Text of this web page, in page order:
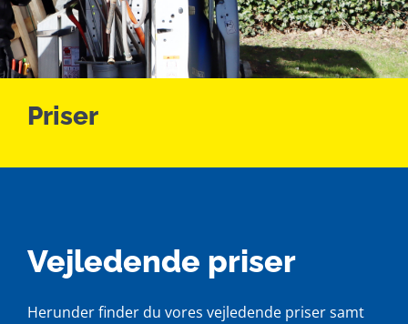
Lån & tilskud
Om os
Kontakt
Priser
Vejledende priser
Herunder finder du vores vejledende priser samt